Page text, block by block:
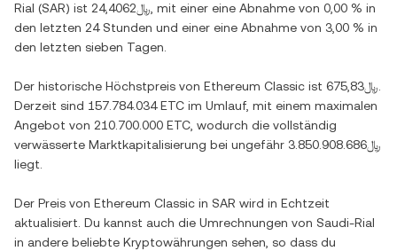
Rial (SAR) ist ﷼24,4062 , mit einer eine Abnahme von 0,00 % in
den letzten 24 Stunden und einer eine Abnahme von 3,00 % in
den letzten sieben Tagen.
Der historische Höchstpreis von Ethereum Classic ist ﷼675,83
Derzeit sind 157.784.034 ETC im Umlauf, mit einem maximalen
Angebot von 210.700.000 ETC , wodurch die vollständig
verwässerte Marktkapitalisierung bei ungefähr
﷼3.850.908.686
liegt.
Der Preis von Ethereum Classic in SAR wird in Echtzeit
aktualisiert. Du kannst auch die Umrechnungen von Saudi-Rial
in andere beliebte Kryptowährungen sehen, so dass du